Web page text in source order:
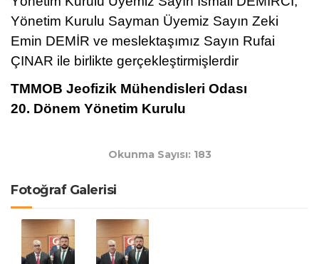
Yönetim Kurulu Sayman Üyemiz Sayın Zeki
Emin DEMİR ve meslektaşımız Sayın Rufai
ÇINAR ile birlikte gerçekleştirmişlerdir
TMMOB Jeofizik Mühendisleri Odası
20. Dönem Yönetim Kurulu
Okunma Sayısı: 183
Fotoğraf Galerisi